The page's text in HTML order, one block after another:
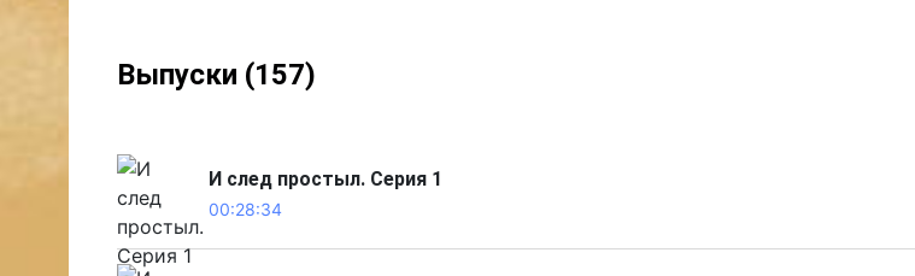
Выпуски (157)
И след простыл. Серия 1
00:28:34